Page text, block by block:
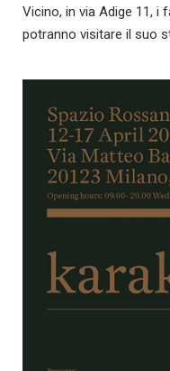
Vicino, in via Adige 11, i
potranno visitare il suo